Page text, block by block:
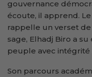
gouvernance
écoute, il apprend.
rappelle un verset de
sage, Elhadj Biro a
peuple avec intégrité
Son parcours